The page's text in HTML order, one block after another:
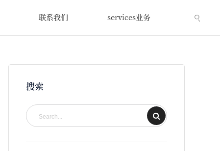
联系我们 services业务
搜索